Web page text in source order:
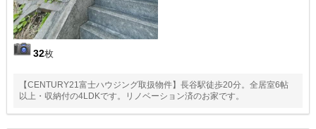
32枚
【CENTURY21富士ハウジング取扱物件】長谷駅徒歩20分。全居室6帖
以上・収納付の4LDKです。リノベーション済のお家です。